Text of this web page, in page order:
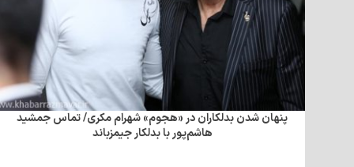
پنهان شدن بدلکاران در «هجوم» شهرام مکری/ تماس جمشید
هاشم‌پور با بدلکار جیمزباند